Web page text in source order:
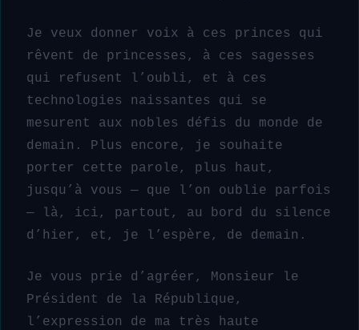
Je veux donner voix à ces princes qui
rêvent de princesses, à ces sagesses
qui refusent l’oubli, et à ces
technologies naissantes qui se
mesurent aux nobles défis du monde de
demain. Plus encore, je souhaite
porter cette parole, plus haut,
jusqu’à vous — que l’on oublie parfois
— là, ici, partout, au bord du silence
d’hier, et, je l’espère, de demain.
Je vous prie d’agréer, Monsieur le
Président de la République,
l’expression de ma très haute